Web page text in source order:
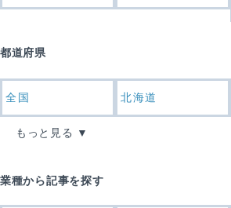
都道府県
全国 北海道
もっと見る
業種から記事を探す